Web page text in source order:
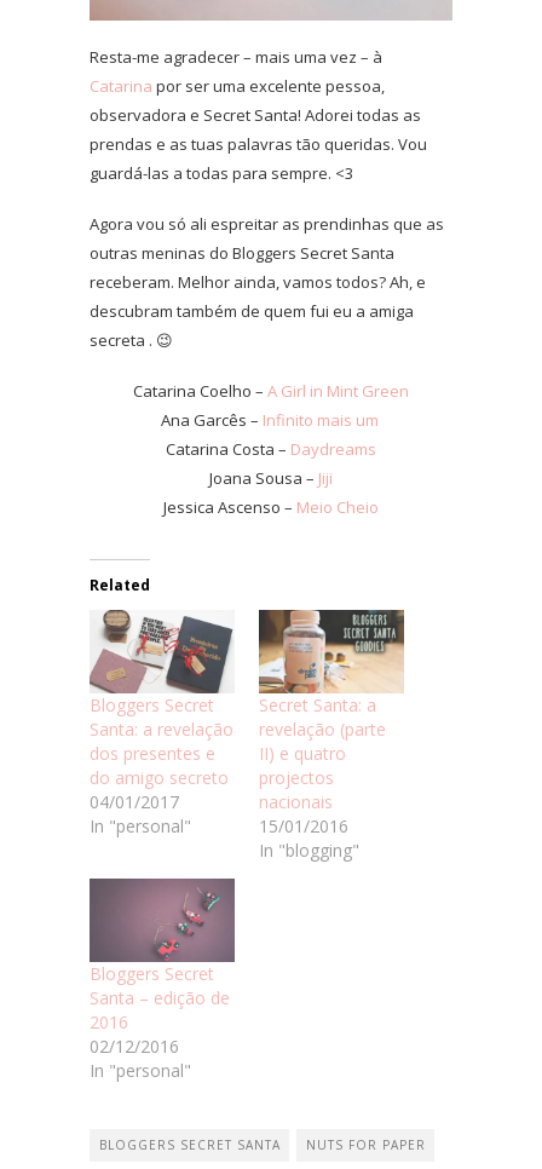
Resta-me agradecer – mais uma vez – à
Catarina por ser uma excelente pessoa,
observadora e Secret Santa! Adorei todas as
prendas e as tuas palavras tão queridas. Vou
guardá-las a todas para sempre. <3
Agora vou só ali espreitar as prendinhas que as
outras meninas do Bloggers Secret Santa
receberam. Melhor ainda, vamos todos? Ah, e
descubram também de quem fui eu a amiga
secreta . 😉
Catarina Coelho – A Girl in Mint Green
Ana Garcês – Infinito mais um
Catarina Costa – Daydreams
Joana Sousa – Jiji
Jessica Ascenso – Meio Cheio
Related
Bloggers Secret
Santa: a revelação
dos presentes e
do amigo secreto
04/01/2017
In "personal"
Secret Santa: a
revelação (parte
II) e quatro
projectos
nacionais
15/01/2016
In "blogging"
Bloggers Secret
Santa – edição de
2016
02/12/2016
In "personal"
BLOGGERS SECRET SANTA NUTS FOR PAPER